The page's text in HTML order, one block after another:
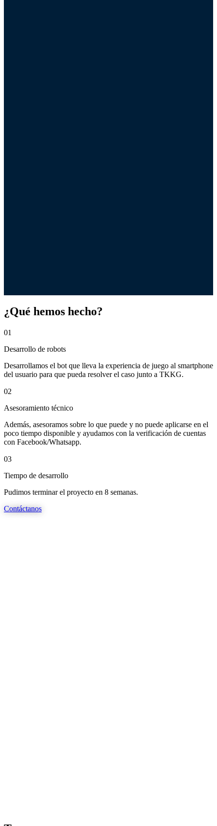
¿Qué hemos hecho?
01
Desarrollo de robots
Desarrollamos el bot que lleva la experiencia de juego al smartphone
del usuario para que pueda resolver el caso junto a TKKG.
02
Asesoramiento técnico
Además, asesoramos sobre lo que puede y no puede aplicarse en el
poco tiempo disponible y ayudamos con la verificación de cuentas
con Facebook/Whatsapp.
03
Tiempo de desarrollo
Pudimos terminar el proyecto en 8 semanas.
Contáctanos